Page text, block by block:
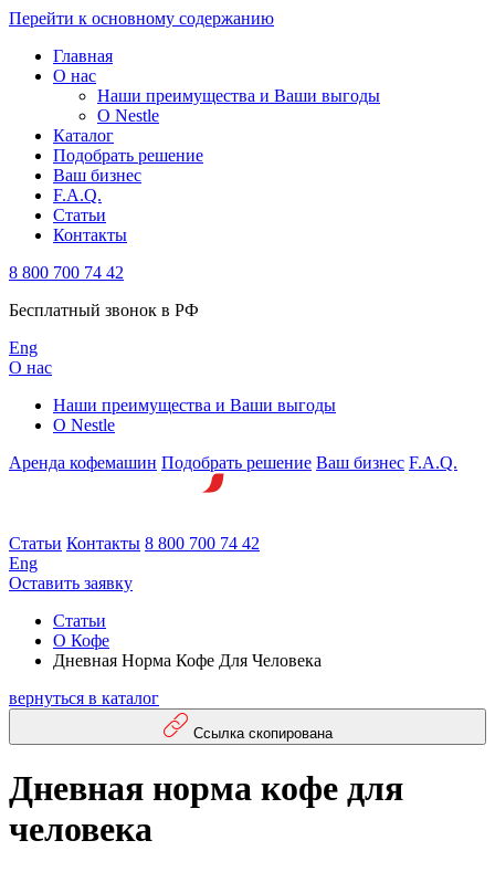
Перейти к основному содержанию
Главная
О нас
Наши преимущества и Ваши выгоды
О Nestle
Каталог
Подобрать решение
Ваш бизнес
F.A.Q.
Статьи
Контакты
8 800 700 74 42
Бесплатный звонок в РФ
Eng
О нас
Наши преимущества и Ваши выгоды
О Nestle
Аренда кофемашин Подобрать решение Ваш бизнес F.A.Q.
Статьи Контакты 8 800 700 74 42
Eng
Оставить заявку
Статьи
О Кофе
Дневная Норма Кофе Для Человека
вернуться в каталог
Ссылка скопирована
Дневная норма кофе для
человека